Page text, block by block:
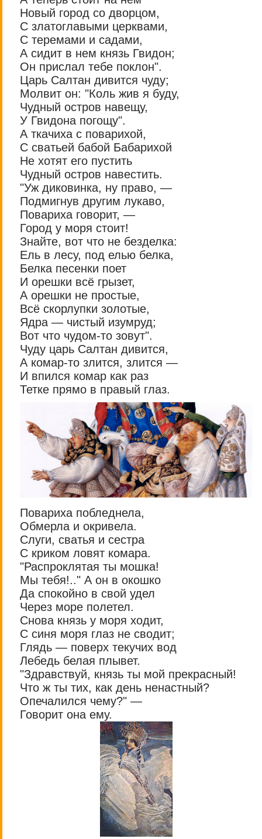
Новый город со дворцом,
С златоглавыми церквами,
С теремами и садами,
А сидит в нем князь Гвидон;
Он прислал тебе поклон".
Царь Салтан дивится чуду;
Молвит он: "Коль жив я буду,
Чудный остров навещу,
У Гвидона погощу".
А ткачиха с поварихой,
С сватьей бабой Бабарихой
Не хотят его пустить
Чудный остров навестить.
"Уж диковинка, ну право, —
Подмигнув другим лукаво,
Повариха говорит, —
Город у моря стоит!
Знайте, вот что не безделка:
Ель в лесу, под елью белка,
Белка песенки поет
И орешки всё грызет,
А орешки не простые,
Всё скорлупки золотые,
Ядра — чистый изумруд;
Вот что чудом-то зовут".
Чуду царь Салтан дивится,
А комар-то злится, злится —
И впился комар как раз
Тетке прямо в правый глаз.
Повариха побледнела,
Обмерла и окривела.
Слуги, сватья и сестра
С криком ловят комара.
"Распроклятая ты мошка!
Мы тебя!.." А он в окошко
Да спокойно в свой удел
Через море полетел.
Снова князь у моря ходит,
С синя моря глаз не сводит;
Глядь — поверх текучих вод
Лебедь белая плывет.
"Здравствуй, князь ты мой прекрасный!
Что ж ты тих, как день ненастный?
Опечалился чему?" —
Говорит она ему.